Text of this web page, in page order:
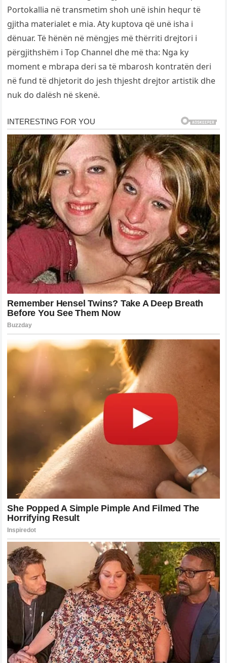
Portokallia në transmetim shoh unë ishin hequr të
gjitha materialet e mia. Aty kuptova që unë isha i
dënuar. Të hënën në mëngjes më thërriti drejtori i
përgjithshëm i Top Channel dhe më tha: Nga ky
moment e mbrapa deri sa të mbarosh kontratën deri
në fund të dhjetorit do jesh thjesht drejtor artistik dhe
nuk do dalësh në skenë.